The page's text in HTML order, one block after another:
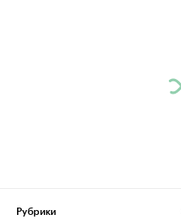
Рубрики